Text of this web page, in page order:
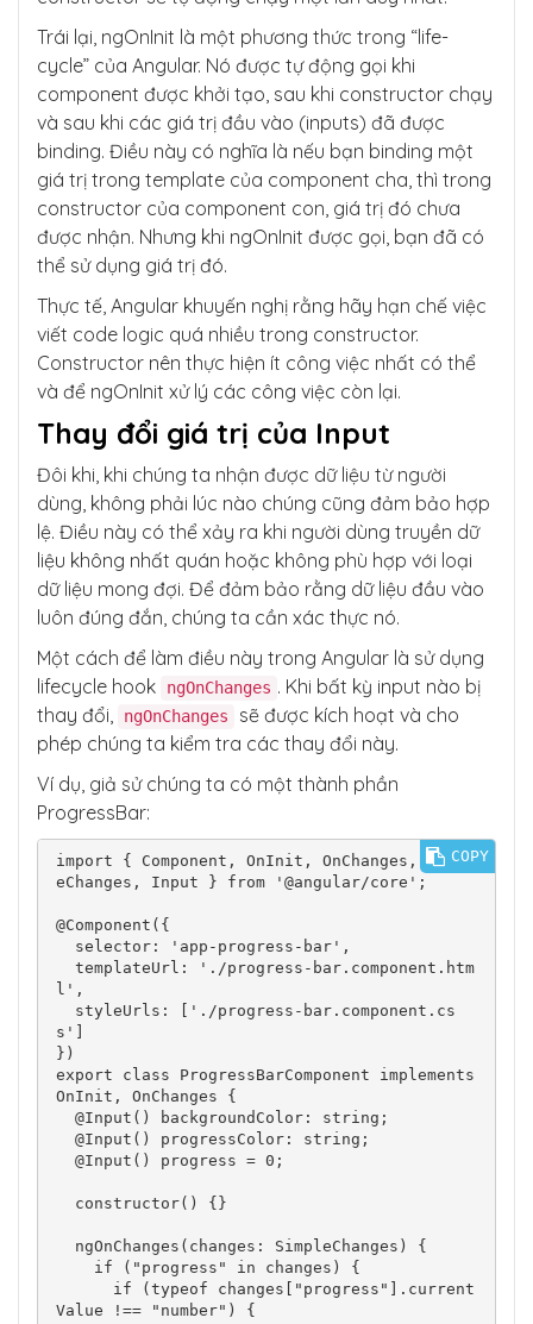
Trái lại, ngOnInit là một phương thức trong “life-
cycle” của Angular. Nó được tự động gọi khi
component được khởi tạo, sau khi constructor chạy
và sau khi các giá trị đầu vào (inputs) đã được
binding. Điều này có nghĩa là nếu bạn binding một
giá trị trong template của component cha, thì trong
constructor của component con, giá trị đó chưa
được nhận. Nhưng khi ngOnInit được gọi, bạn đã có
thể sử dụng giá trị đó.
Thực tế, Angular khuyến nghị rằng hãy hạn chế việc
viết code logic quá nhiều trong constructor.
Constructor nên thực hiện ít công việc nhất có thể
và để ngOnInit xử lý các công việc còn lại.
Thay đổi giá trị của Input
Đôi khi, khi chúng ta nhận được dữ liệu từ người
dùng, không phải lúc nào chúng cũng đảm bảo hợp
lệ. Điều này có thể xảy ra khi người dùng truyền dữ
liệu không nhất quán hoặc không phù hợp với loại
dữ liệu mong đợi. Để đảm bảo rằng dữ liệu đầu vào
luôn đúng đắn, chúng ta cần xác thực nó.
Một cách để làm điều này trong Angular là sử dụng
lifecycle hook
ngOnChanges . Khi bất kỳ input nào bị
thay đổi,
ngOnChanges
sẽ được kích hoạt và cho
phép chúng ta kiểm tra các thay đổi này.
Ví dụ, giả sử chúng ta có một thành phần
ProgressBar:
import { Component, OnInit, OnChanges, Simpl
eChanges, Input } from '@angular/core';
@Component({
l',
s']
})
export class ProgressBarComponent implements
OnInit, OnChanges {
Value !== "number") {
COPY